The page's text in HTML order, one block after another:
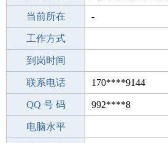
所学专业 -
当前所在 -
工作经验
工作方式
驾 照
到岗时间
期望月薪
联系电话 170****9144
手机号码 170****9144
QQ 号 码 992****8
微信号码
电脑水平